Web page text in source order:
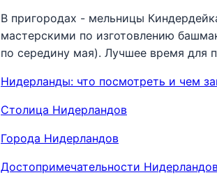
В пригородах - мельницы
мастерскими по изготовлению
по середину мая). Лучшее время для
Нидерланды: что посмотреть и чем
Столица Нидерландов
Города Нидерландов
Достопримечательности